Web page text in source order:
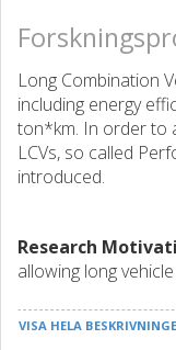
Long Combination
including energy
ton*km. In order to
LCVs, so called
introduced.
Research
allowing long
Envisioned
through good PBS
VISA HELA